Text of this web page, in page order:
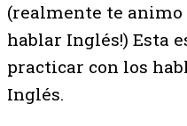
(realmente te animo
hablar Inglés!) Esta
practicar con los
Inglés.